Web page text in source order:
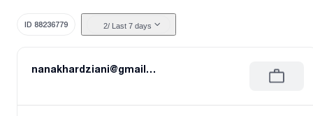
ID 88236779 2/ Last 7 days
nanakhardziani@gmail.com